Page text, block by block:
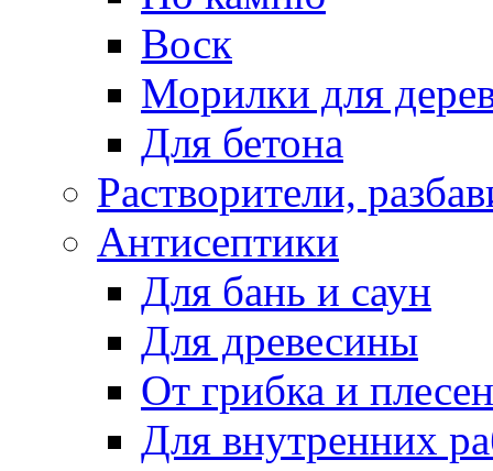
Воск
Морилки для
Для бетона
Растворители,
Антисептики
Для бань и саун
Для древесины
От грибка и
Для внутренних